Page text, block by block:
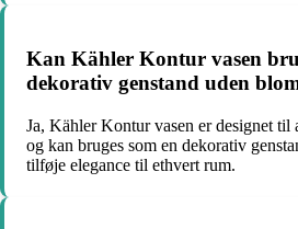
Kan Kähler Kontur vasen
dekorativ genstand uden
Ja, Kähler Kontur vasen er designet
og kan bruges som en dekorativ
tilføje elegance til ethvert rum.